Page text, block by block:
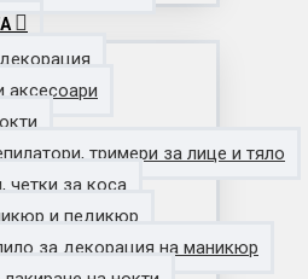
аксесоари
тримери за лице и тяло
четки за коса
и педикюр
за декорация на маникюр